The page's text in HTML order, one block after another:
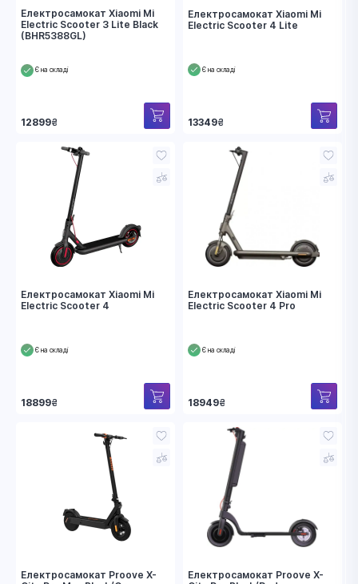
Електросамокат Xiaomi Mi
Electric Scooter 3 Lite Black
(BHR5388GL)
Є на складі
12899₴
Електросамокат Xiaomi Mi
Electric Scooter 4 Lite
Є на складі
13349₴
Електросамокат Xiaomi Mi
Electric Scooter 4
Є на складі
18899₴
Електросамокат Xiaomi Mi
Electric Scooter 4 Pro
Є на складі
18949₴
Електросамокат Proove X-
Електросамокат Proove X-